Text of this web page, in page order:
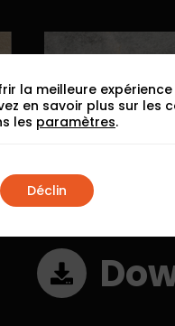
la meilleure
en savoir plus sur les
les paramètres.
Déclin